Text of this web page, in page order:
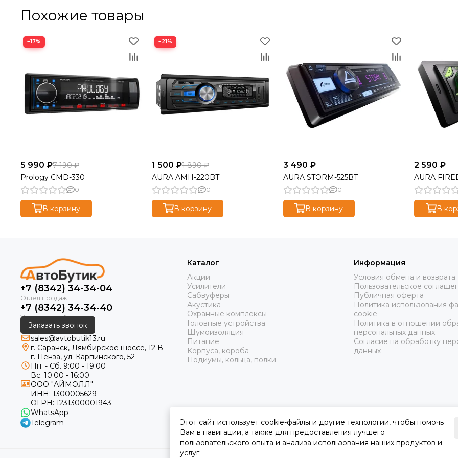
Похожие товары
−17%
5 990 ₽7 190 ₽
Prology CMD-330
0
В корзину
−21%
1 500 ₽1 890 ₽
AURA AMH-220BT
0
В корзину
3 490 ₽
AURA STORM-525BT
0
В корзину
2 590 ₽
AURA
В
+7 (8342) 34-34-04
+7 (8342) 34-34-40
Заказать звонок
sales@avtobutik13.ru
г. Саранск, Лямбирское шоссе, 12 В
г. Пенза, ул. Карпинского, 52
Пн. - Сб. 9:00 - 19:00
Вс. 10:00 - 16:00
ООО "АЙМОЛЛ"
ИНН: 1300005629
ОГРН: 1231300001943
WhatsApp
Telegram
Каталог
Акции
Усилители
Сабвуферы
Акустика
Охранные комплексы
Головные устройства
Шумоизоляция
Питание
Корпуса, короба
Подиумы, кольца, полки
Информация
Условия обмена и возврата
Пользовательское
Публичная оферта
Политика использования
cookie
Политика в отношении
персональных данных
Согласие на обработку
данных
Этот сайт использует cookie-файлы и другие технологии, чтобы помочь
Вам в навигации, а также для предоставления лучшего
пользовательского опыта и анализа использования наших продуктов и
услуг.